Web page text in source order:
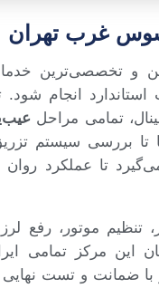
غرب تهران
و تخصصی‌ترین
انجام شود.
تمامی مراحل
تا بررسی سیستم
تا عملکرد
موتور، رفع
این مرکز تمامی
ضمانت و تست نهایی